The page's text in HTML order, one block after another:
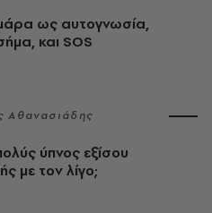
ως αυτογνωσία,
και SOS
Αθανασιάδης
ύπνος εξίσου
με τον λίγο;